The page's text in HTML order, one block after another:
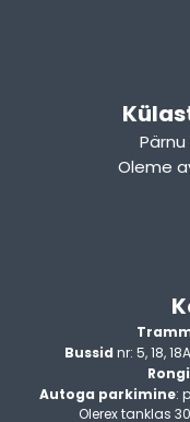
Pärnu
Oleme
Bussid nr: 5, 18,
Autoga parkimine:
Olerex tanklas